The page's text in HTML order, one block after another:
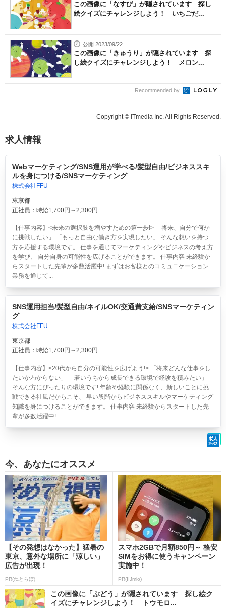
この画像に「なすび」が隠されています 探し
絵クイズにチャレンジしよう！ いちごだ...
公開 2023/09/22
この画像に「きゅうり」が隠されています 探
し絵クイズにチャレンジしよう！ メロン...
Recommended by
Copyright © ITmedia Inc. All Rights Reserved.
求人情報
Webマーケティング/SNS運用が学べる/髪型自由/ビジネススキ
ルを身につける/SNSマーケティング
株式会社FFU
東京都
正社員：時給1,700円～2,300円
【仕事内容】<未来の選択肢を増やすための第一歩!> 「将来、自分で何か
に挑戦したい」 「もっと自由な働き方を実現したい」 そんな想いを持つ
方を応援する環境です。 仕事を通じてマーケティングやビジネスの考え方
を学び、 自分自身の可能性を広げることができます。 仕事内容 未経験か
らスタートした先輩が多数活躍中! まずはお客様とのコミュニケーション
業務を通じて...
SNS運用担当/髪型自由/ネイルOK/交通費支給/SNSマーケティン
グ
株式会社FFU
東京都
正社員：時給1,700円～2,300円
【仕事内容】<20代から自分の可能性を広げよう!> 「将来どんな仕事をし
たいかわからない」 「若いうちから成長できる環境で経験を積みたい」
そんな方にぴったりの環境です! 年齢や経験に関係なく、新しいことに挑
戦できる社風だからこそ、 早い段階からビジネススキルやマーケティング
知識を身につけることができます。 仕事内容 未経験からスタートした先
輩が多数活躍中! ...
今、あなたにオススメ
【その発想はなかった】猛暑の
東京、意外な場所に「涼しい」
広告が出現！
PR(ねとらぼ)
スマホ2GBで月額850円～ 格安
SIMをお得に使うキャンペーン
実施中！
PR(IIJmio)
この画像に「ぶどう」が隠されています 探し絵ク
イズにチャレンジしよう！ トウモロ...